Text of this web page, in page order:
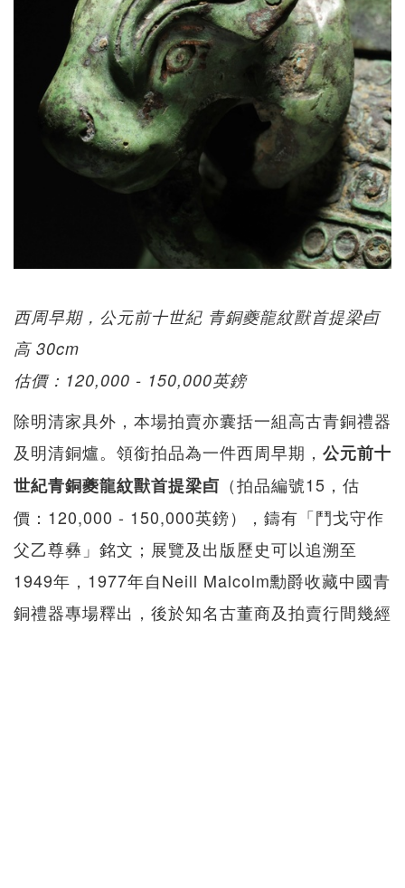
西周早期，公元前十世紀 青銅夔龍紋獸首提梁卣
高 30cm
估價：120,000 - 150,000英鎊
除明清家具外，本場拍賣亦囊括一組高古青銅禮器
及明清銅爐。領銜拍品為一件西周早期， 公元前十
世紀青銅夔龍紋獸首提梁卣 （拍品編號15，估
價：120,000 - 150,000英鎊），鑄有「鬥戈守作
父乙尊彝」銘文；展覽及出版歷史可以追溯至
1949年，1977年自Neill Malcolm勳爵收藏中國青
銅禮器專場釋出，後於知名古董商及拍賣行間幾經